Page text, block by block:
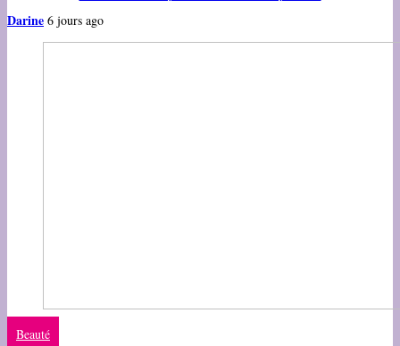
Darine 6 jours ago
Beauté